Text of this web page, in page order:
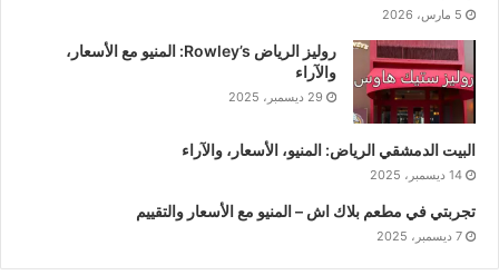
5 مارس، 2026
روليز الرياض Rowley’s: المنيو مع الأسعار،
والآراء
29 ديسمبر، 2025
البيت الدمشقي الرياض: المنيو، الأسعار، والآراء
14 ديسمبر، 2025
تجربتي في مطعم بلاك اش – المنيو مع الأسعار والتقييم
7 ديسمبر، 2025